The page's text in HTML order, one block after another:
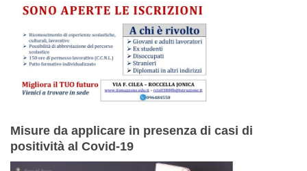
Misure da applicare in presenza di casi di
positività al Covid-19